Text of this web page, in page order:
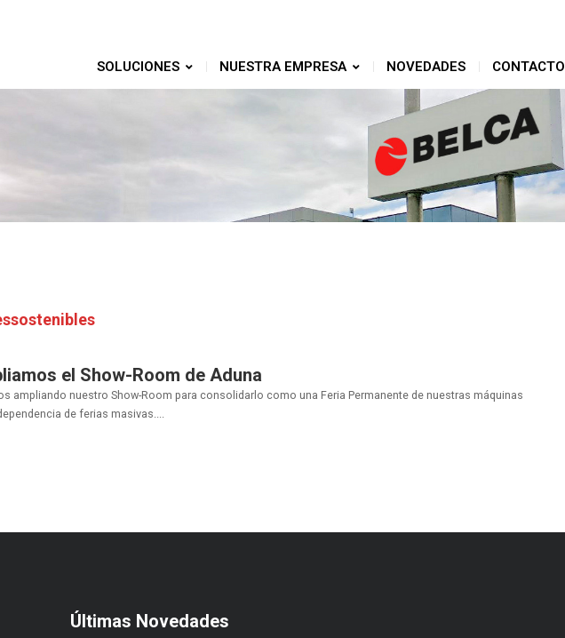
SOLUCIONES NUESTRA EMPRESA NOVEDADES CONTACTO
el Show-Room de Aduna
ampliando nuestro Show-Room para consolidarlo como una Feria Permanente de nuestras máquinas
de ferias masivas....
Últimas Novedades